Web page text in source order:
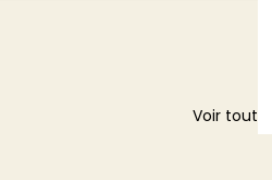
Voir tout